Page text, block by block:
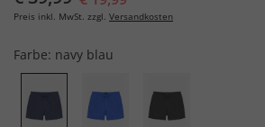
Preis inkl. MwSt. zzgl. Versandkosten
Farbe: navy blau